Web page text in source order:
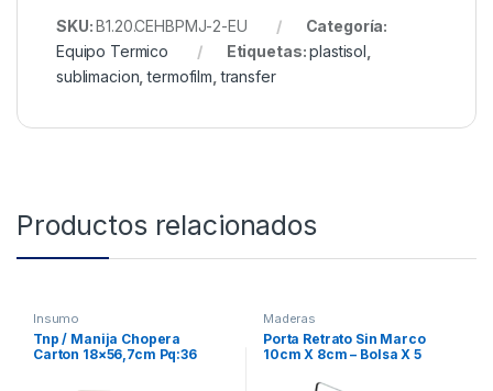
SKU:B1.20.CEHBPMJ-2-EU
Categoría:
Equipo Termico
Etiquetas:plastisol
sublimacion ,termofilm ,transfer
Productos relacionados
Insumo
Tnp / Manija Chopera
Carton 18×56,7cm Pq:36
Maderas
Porta Retrato Sin Marco
10cm X 8cm – Bolsa X 5